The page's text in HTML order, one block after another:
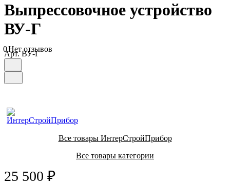
Выпрессовочное устройство
ВУ-Г
0Нет отзывов
Арт.ВУ-Г
Все товары ИнтерСтройПрибор
Все товары категории
25 500 ₽